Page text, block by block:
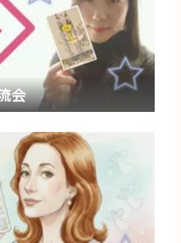
会